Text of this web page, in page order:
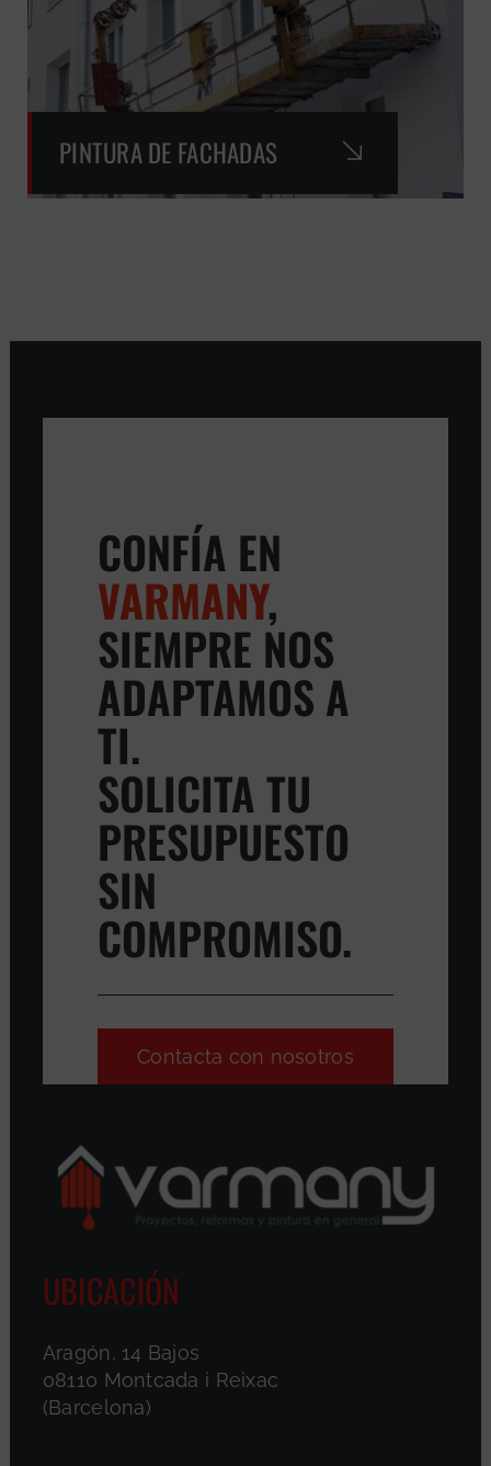
PINTURA DE FACHADAS
CONFÍA EN
VARMANY,
SIEMPRE NOS
ADAPTAMOS A
TI.
SOLICITA TU
PRESUPUESTO
SIN
COMPROMISO.
Contacta con nosotros
UBICACIÓN
Aragón, 14 Bajos
08110 Montcada i Reixac
(Barcelona)